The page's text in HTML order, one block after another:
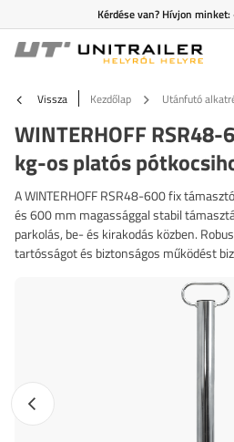
Kérdése van? Hívjon minket:
Vissza Kezdőlap Utánfutó
WINTERHOFF
kg-os platós
A WINTERHOFF RSR48-600 fix
és 600 mm magassággal stabil
parkolás, be- és kirakodás közben.
tartósságot és biztonságos működést
Előző fotó